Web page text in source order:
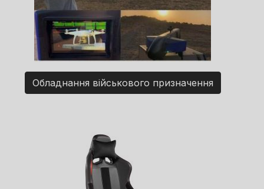
Обладнання військового призначення